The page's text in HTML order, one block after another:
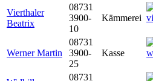
Vierthaler
Beatrix
08731
3900-
10
Kämmerei
Werner Martin
08731
3900-
25
Kasse
08731